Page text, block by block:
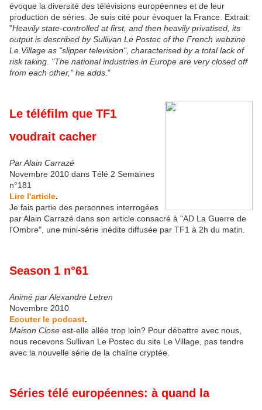
évoque la diversité des télévisions européennes et de leur
production de séries. Je suis cité pour évoquer la France. Extrait:
"Heavily state-controlled at first, and then heavily privatised, its
output is described by Sullivan Le Postec of the French webzine
Le Village as "slipper television", characterised by a total lack of
risk taking. "The national industries in Europe are very closed off
from each other," he adds. "
Le téléfilm que TF1
voudrait cacher
Par Alain Carrazé
Novembre 2010 dans Télé 2 Semaines
n°181
Lire l'article.
Je fais partie des personnes interrogées
par Alain Carrazé dans son article consacré à "AD La Guerre de
l'Ombre", une mini-série inédite diffusée par TF1 à 2h du matin.
Season 1 n°61
Animé par Alexandre Letren
Novembre 2010
Ecouter le podcast.
Maison Close est-elle allée trop loin? Pour débattre avec nous,
nous recevons Sullivan Le Postec du site Le Village, pas tendre
avec la nouvelle série de la chaîne cryptée.
Séries télé européennes: à quand la